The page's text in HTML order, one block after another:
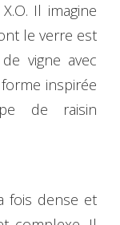
Il imagine
le verre est
vigne avec
inspirée
de raisin
fois dense et